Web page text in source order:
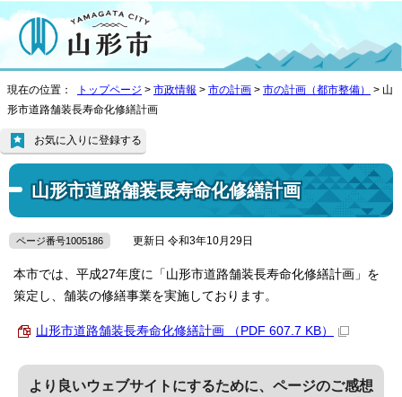
現在の位置： トップページ > 市政情報 > 市の計画 > 市の計画（都市整備）
> 山
形市道路舗装長寿命化修繕計画
山形市道路舗装長寿命化修繕計画
お気に入りに登録する
ページ番号1005186 更新日 令和3年10月29日
本市では、平成27年度に「山形市道路舗装長寿命化修繕計画」を
策定し、舗装の修繕事業を実施しております。
山形市道路舗装長寿命化修繕計画 （PDF 607.7 KB）
より良いウェブサイトにするために、ページのご感想